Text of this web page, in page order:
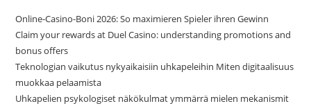
Online-Casino-Boni 2026: So maximieren Spieler ihren Gewinn
Claim your rewards at Duel Casino: understanding promotions and
bonus offers
Teknologian vaikutus nykyaikaisiin uhkapeleihin Miten digitaalisuus
muokkaa pelaamista
Uhkapelien psykologiset näkökulmat ymmärrä mielen mekanismit